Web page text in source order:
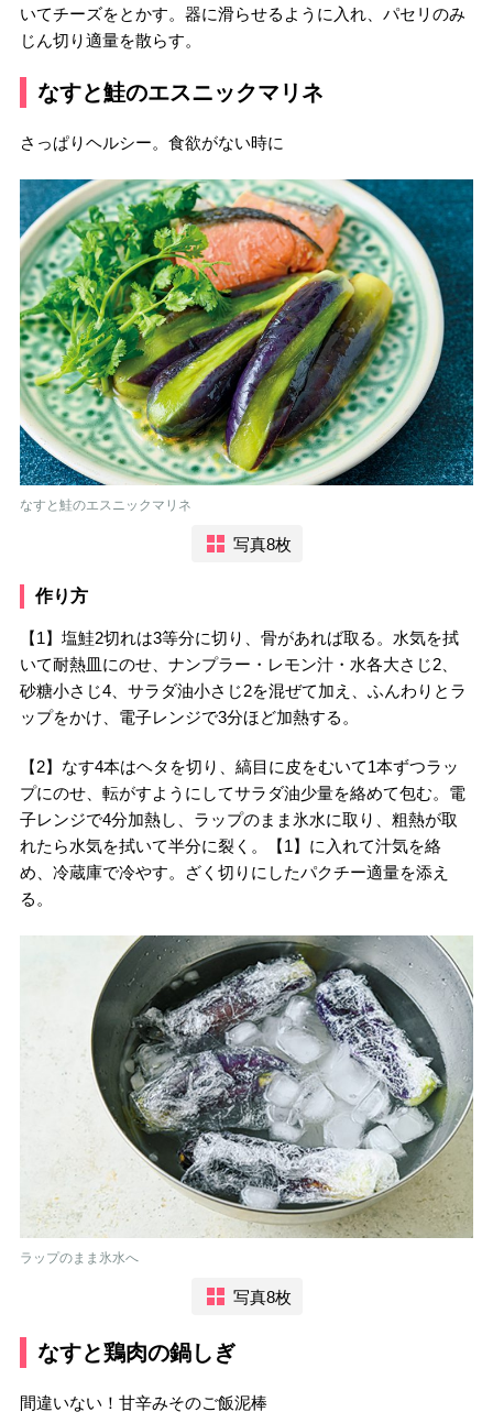
いてチーズをとかす。器に滑らせるように入れ、パセリのみ
じん切り適量を散らす。
なすと鮭のエスニックマリネ
さっぱりヘルシー。食欲がない時に
なすと鮭のエスニックマリネ
写真8枚
作り方
【1】塩鮭2切れは3等分に切り、骨があれば取る。水気を拭
いて耐熱皿にのせ、ナンプラー・レモン汁・水各大さじ2、
砂糖小さじ4、サラダ油小さじ2を混ぜて加え、ふんわりとラ
ップをかけ、電子レンジで3分ほど加熱する。
【2】なす4本はヘタを切り、縞目に皮をむいて1本ずつラッ
プにのせ、転がすようにしてサラダ油少量を絡めて包む。電
子レンジで4分加熱し、ラップのまま氷水に取り、粗熱が取
れたら水気を拭いて半分に裂く。【1】に入れて汁気を絡
め、冷蔵庫で冷やす。ざく切りにしたパクチー適量を添え
る。
ラップのまま氷水へ
写真8枚
なすと鶏肉の鍋しぎ
間違いない！甘辛みそのご飯泥棒